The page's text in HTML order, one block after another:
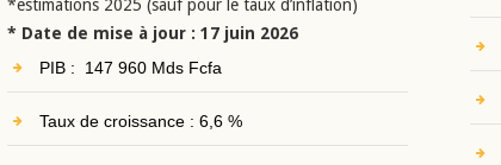
*estimations 2025 (sauf pour le taux d’inflation)
* Date de mise à jour : 17 juin 2026
PIB : 147 960 Mds Fcfa
Taux de croissance : 6,6 %